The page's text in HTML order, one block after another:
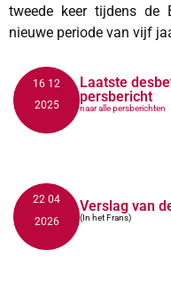
tweede keer tijdens de
nieuwe periode van vijf
16 12
2025
Laatste
persbericht
naar alle persberichten
22 04
2026
Verslag van
(In het Frans)